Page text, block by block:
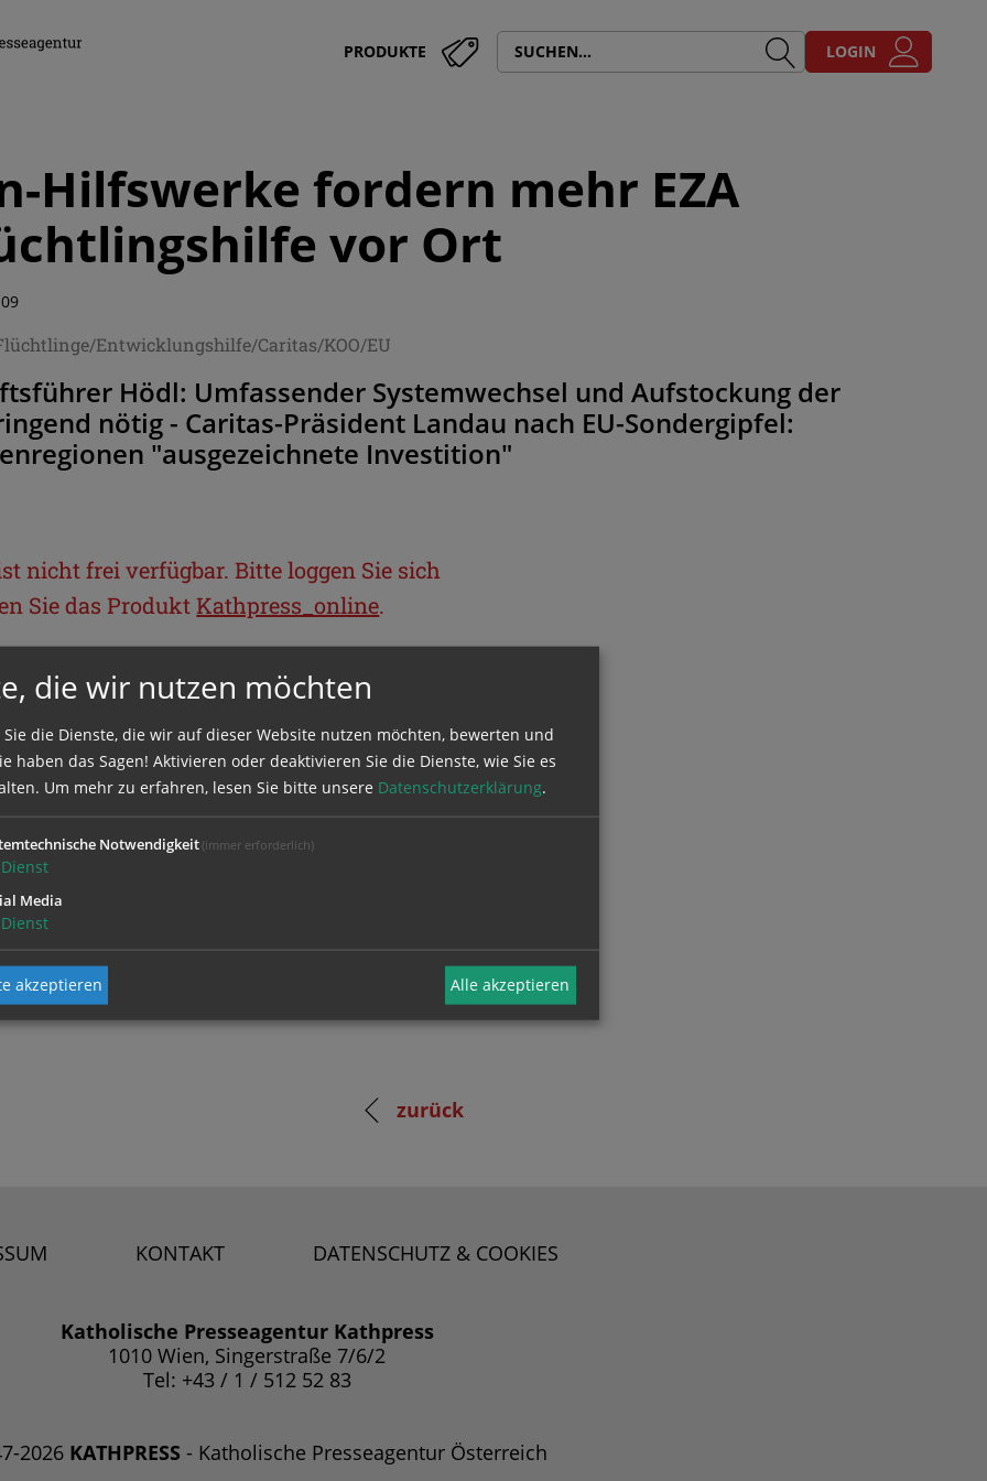
PRODUKTE LOGIN
Hilfswerke fordern mehr EZA
vor Ort
Entwicklungshilfe/Caritas/KOO/EU
Hödl: Umfassender Systemwechsel und Aufstockung der
nötig - Caritas-Präsident Landau nach EU-Sondergipfel:
"ausgezeichnete Investition"
nicht frei verfügbar. Bitte loggen Sie sich
Sie das Produkt Kathpress_online.
sich mit Ihrem Benutzernamen und
zurück
KONTAKT DATENSCHUTZ & COOKIES
Katholische Presseagentur Kathpress
1010 Wien, Singerstraße 7/6/2
Tel: +43 / 1 / 512 52 83
2026 KATHPRESS - Katholische Presseagentur Österreich
die wir nutzen möchten
Sie die Dienste, die wir auf dieser Website nutzen möchten, bewerten und
haben das Sagen! Aktivieren oder deaktivieren Sie die Dienste, wie Sie es
Um mehr zu erfahren, lesen Sie bitte unsere Datenschutzerklärung.
Notwendigkeit (immer erforderlich)
Dienst
Media
Dienst
akzeptieren Alle akzeptieren